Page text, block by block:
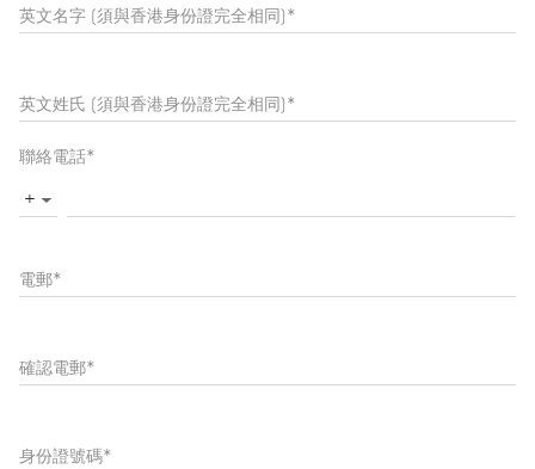
英文名字 (須與香港身份證完全相同)*
英文姓氏 (須與香港身份證完全相同)*
聯絡電話*
+ ▼
電郵*
確認電郵*
身份證號碼*